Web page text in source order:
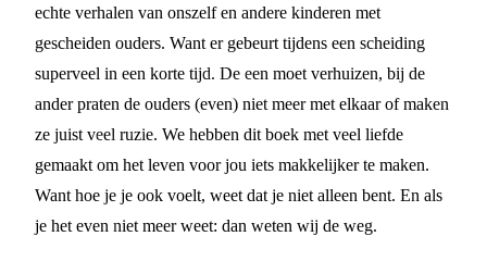
echte verhalen van onszelf en andere kinderen met
gescheiden ouders. Want er gebeurt tijdens een scheiding
superveel in een korte tijd. De een moet verhuizen, bij de
ander praten de ouders (even) niet meer met elkaar of maken
ze juist veel ruzie. We hebben dit boek met veel liefde
gemaakt om het leven voor jou iets makkelijker te maken.
Want hoe je je ook voelt, weet dat je niet alleen bent. En als
je het even niet meer weet: dan weten wij de weg.